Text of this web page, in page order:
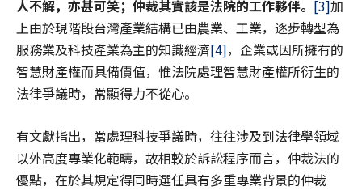
人不解，亦甚可笑； 仲裁其實該是法院的工作夥伴。 [3]加
上由於現階段台灣產業結構已由農業、工業，逐步轉型為
服務業及科技產業為主的知識經濟[4]，企業或因所擁有的
智慧財產權而具備價值，惟法院處理智慧財產權所衍生的
法律爭議時，常顯得力不從心。
有文獻指出，當處理科技爭議時，往往涉及到法律學領域
以外高度專業化範疇，故相較於訴訟程序而言，仲裁法的
優點，在於其規定得同時選任具有多重專業背景的仲裁